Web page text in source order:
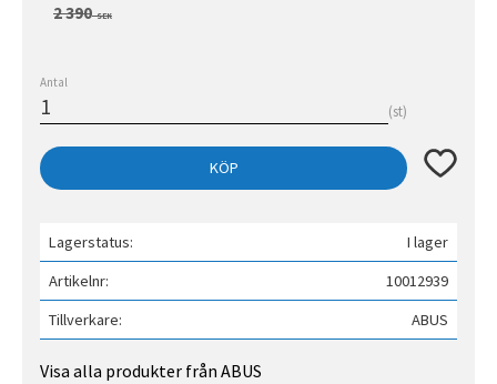
Ordinarie pris:
2 390SEK
Antal
st
KÖP Lägg till
Lagerstatus
I lager
Artikelnr
10012939
Tillverkare
ABUS
Visa alla produkter från ABUS